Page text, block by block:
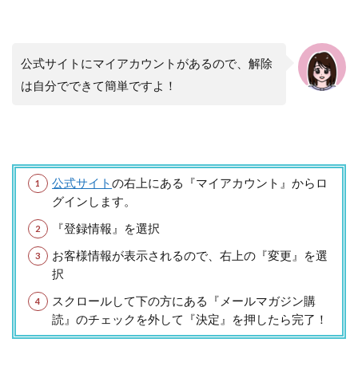
公式サイトにマイアカウントがあるので、解除
は自分でできて簡単ですよ！
公式サイトの右上にある『マイアカウント』からロ
グインします。
『登録情報』を選択
お客様情報が表示されるので、右上の『変更』を選
択
スクロールして下の方にある『メールマガジン購
読』のチェックを外して『決定』を押したら完了！